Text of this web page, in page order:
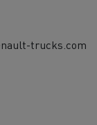
trucks.com